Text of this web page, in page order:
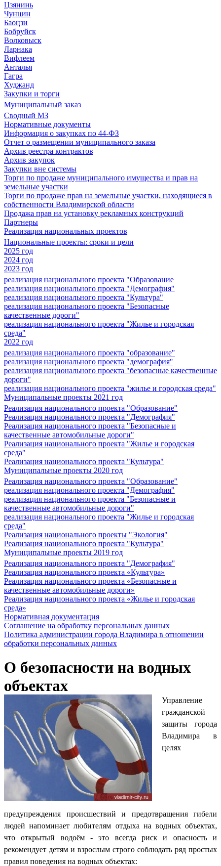
Цзянинь
Чунцин
Баоцзи
Бобруйск
Волковыск
Ларнака
Вифлеем
Анталья
Гагра
Худжанд
Закупки и торги
Муниципальный заказ
Сводный МЗ
Нормативные документы
Информация о закупках по 44-ФЗ
Отчет о размещении муниципального заказа
Архив реестра контрактов
Архив закупок
Закупки вне системы
Торги по продаже муниципального имущества и прав на
земельные участки
Торги по продаже прав на земельные участки, находящиеся в
собственности Владимирской области
Продажа прав на установку рекламных конструкций
Партнеры
Реализация национальных проектов
Национальные проекты: сроки и цели
2025 год
2024 год
2023 год
реализация национального проекта "Образование
реализация национального проекта "Демография"
реализация национального проекта "Культура"
реализация национального проекта "Безопасные
качественные дороги"
реализация национального проекта "Жилье и городская
среда"
2022 год
реализация национального проекта "образование"
реализация национального проекта "демография"
реализация национального проекта "безопасные качественные
дороги"
реализация национального проекта "жилье и городская среда"
Муниципальные проекты 2021 год
Реализация национального проекта "Образование"
Реализация национального проекта "Демография"
Реализация национального проекта "Безопасные и
качественные автомобильные дороги"
Реализация национального проекта "Жилье и городская
среда"
Реализация национального проекта "Культура"
Муниципальные проекты 2020 год
Реализация национального проекта "Образование"
реализация национального проекта "Демография"
реализация национального проекта "Безопасные и
качественные автомобильные дороги"
реализация национального проекта "Жилье и городская
среда"
Реализация национального проекты "Экология"
Реализация национального проекта "Культура"
Муниципальные проекты 2019 год
Реализация национального проекта "Демография"
Реализация национального проекта «Культура»
Реализация национального проекта «Безопасные и
качественные автомобильные дороги»
Реализация национального проекта «Жилье и городская
среда»
Нормативная документация
Соглашение на обработку персональных данных
Политика администрации города Владимира в отношении
обработки персональных данных
О безопасности на водных
объектах
Управление
гражданской
защиты города
Владимира в
целях
предупреждения происшествий и предотвращения гибели
людей напоминает любителям отдыха на водных объектах,
что открытый водоём - это всегда риск и опасность и
рекомендует детям и взрослым строго соблюдать ряд простых
правил поведения на водных объектах: